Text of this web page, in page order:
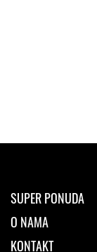
SUPER PONUDA
O NAMA
KONTAKT